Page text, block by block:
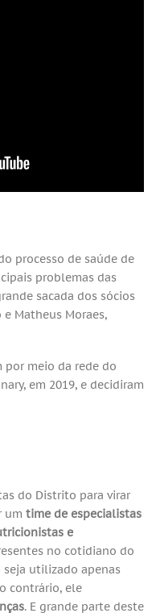
processo de saúde de
problemas das
sacada dos sócios
Matheus Moraes,
por meio da rede do
em 2019, e decidiram
do Distrito para virar
um time de especialistas
e
no cotidiano do
seja utilizado apenas
contrário, ele
. E grande parte deste